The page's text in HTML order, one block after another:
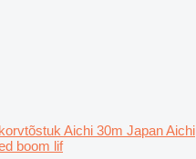
Aichi 30m Japan Aichi
boom lif